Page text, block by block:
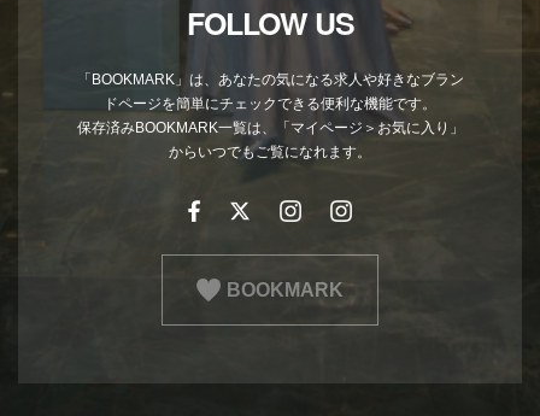
FOLLOW US
「BOOKMARK」は、あなたの気になる求人や好きなブラン
ドページを簡単にチェックできる便利な機能です。
保存済みBOOKMARK一覧は、「マイページ＞お気に入り」
からいつでもご覧になれます。
BOOKMARK